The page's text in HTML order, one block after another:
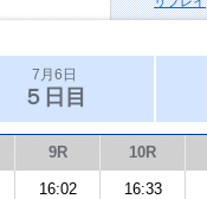
7月6日
５日目
9R 10R
16:02 16:33